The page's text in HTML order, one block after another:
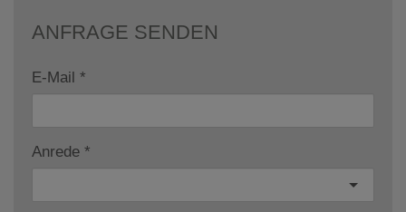
ANFRAGE SENDEN
E-Mail
Anrede